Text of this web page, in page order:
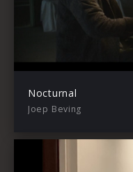
Nocturnal
Joep Beving